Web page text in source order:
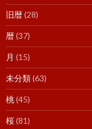
旧暦(28)
暦(37)
月 (15)
未分類(63)
桃(45)
桜(81)